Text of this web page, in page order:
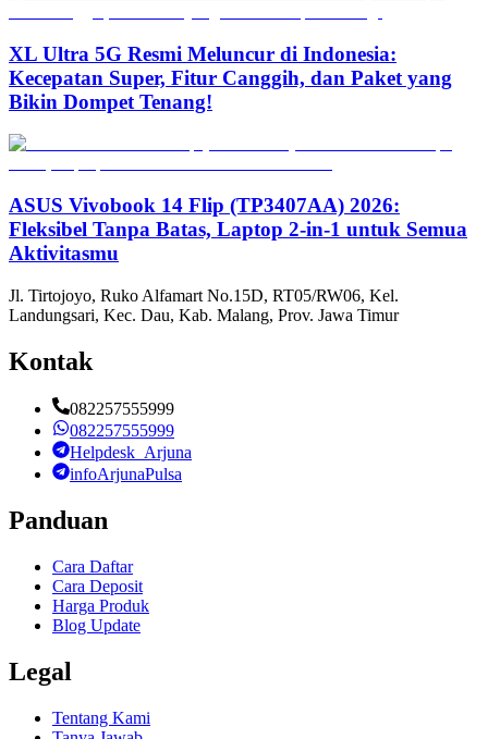
XL Ultra 5G Resmi Meluncur di Indonesia:
Kecepatan Super, Fitur Canggih, dan Paket yang
Bikin Dompet Tenang!
ASUS Vivobook 14 Flip (TP3407AA) 2026:
Fleksibel Tanpa Batas, Laptop 2-in-1 untuk Semua
Aktivitasmu
Jl. Tirtojoyo, Ruko Alfamart No.15D, RT05/RW06, Kel.
Landungsari, Kec. Dau, Kab. Malang, Prov. Jawa Timur
Kontak
082257555999
082257555999
Helpdesk_Arjuna
infoArjunaPulsa
Panduan
Cara Daftar
Cara Deposit
Harga Produk
Blog Update
Legal
Tentang Kami